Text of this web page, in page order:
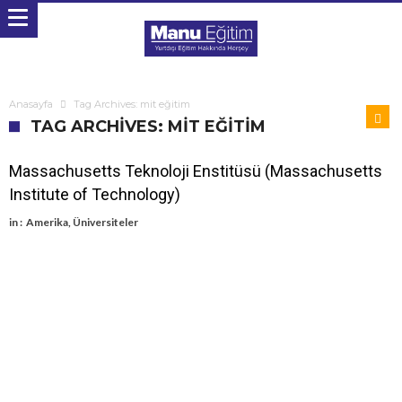
Anasayfa Tag Archives: mit eğitim
TAG ARCHIVES: MIT EĞITIM
Massachusetts Teknoloji Enstitüsü (Massachusetts
Institute of Technology)
in : Amerika, Üniversiteler